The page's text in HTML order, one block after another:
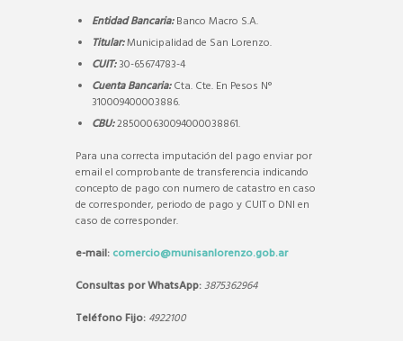
Entidad Bancaria:Banco Macro S.A.
Titular:Municipalidad de San Lorenzo.
CUIT:30-65674783-4
Cuenta Bancaria:Cta. Cte. En Pesos N°
310009400003886.
CBU:285000630094000038861.
Para una correcta imputación del pago enviar por
email el comprobante de transferencia indicando
concepto de pago con numero de catastro en caso
de corresponder, periodo de pago y CUIT o DNI en
caso de corresponder.
e-mail: comercio@munisanlorenzo.gob.ar
Consultas por WhatsApp:3875362964
Teléfono Fijo: 4922100